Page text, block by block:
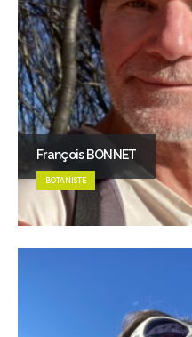
François BONNET
BOTANISTE